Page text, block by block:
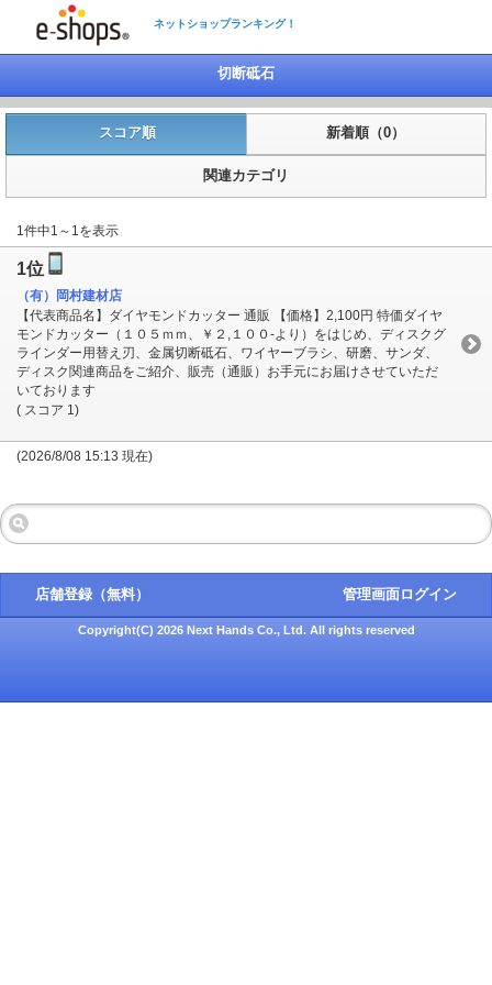
ネットショップランキング！
切断砥石
スコア順 新着順（0）
関連カテゴリ
1件中1～1を表示
1位
（有）岡村建材店
【代表商品名】ダイヤモンドカッター 通販 【価格】2,100円 特価ダイヤ
モンドカッター（１０５ｍｍ、￥２,１００-より）をはじめ、ディスクグ
ラインダー用替え刃、金属切断砥石、ワイヤーブラシ、研磨、サンダ、
ディスク関連商品をご紹介、販売（通販）お手元にお届けさせていただ
いております
( スコア 1)
(2026/8/08 15:13 現在)
店舗登録（無料） 管理画面ログイン
Copyright(C) 2026 Next Hands Co., Ltd. All rights reserved